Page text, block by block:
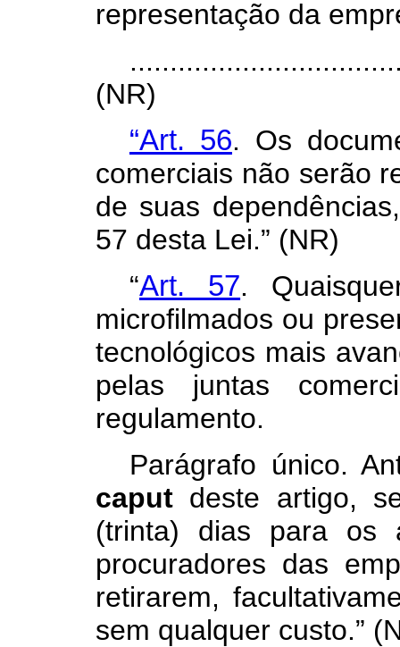
representação da
(NR)
“Art. 56. Os
comerciais não serão
de suas
57 desta Lei.” (NR)
“Art. 57.
microfilmados ou
tecnológicos mais
pelas juntas
regulamento.
Parágrafo único.
caputdeste artigo,
(trinta) dias para os
procuradores das
retirarem,
sem qualquer custo.”